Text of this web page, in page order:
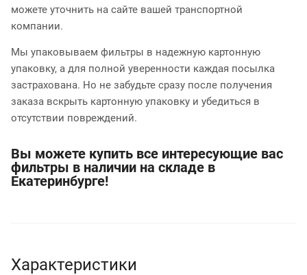
можете уточнить на сайте вашей транспортной
компании.
Мы упаковываем фильтры в надежную картонную
упаковку, а для полной уверенности каждая посылка
застрахована. Но не забудьте сразу после получения
заказа вскрыть картонную упаковку и убедиться в
отсутствии повреждений.
Вы можете купить все интересующие вас
фильтры в наличии на складе в
Екатеринбурге!
Характеристики